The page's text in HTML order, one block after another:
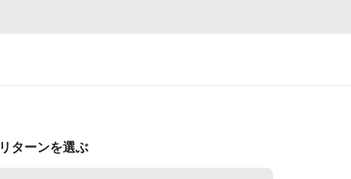
リターンを選ぶ